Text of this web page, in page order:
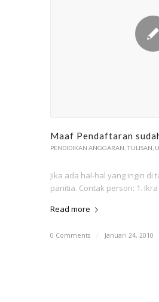
Maaf Pendaftaran
PENDIDIKAN ANGGARAN TULISAN
Jika ada hal-hal yang ingin
panitia. Contak person: 1.
Read more
0 Comments / Januari 24, 2010